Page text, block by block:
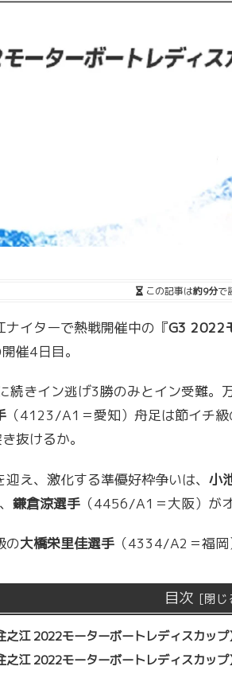
この記事は約9分で
イターで熱戦開催中の『G3 2022
催4日目。
きイン逃げ3勝のみとイン受難。
（4123/A1＝愛知）舟足は節イチ
抜けるか。
え、激化する準優好枠争いは、 小
鎌倉涼選手 （4456/A1＝大阪）が
の大橋栄里佳選手 （4334/A2＝福岡
目次
之江 2022モーターボートレディスカッ
之江 2022モーターボートレディスカッ